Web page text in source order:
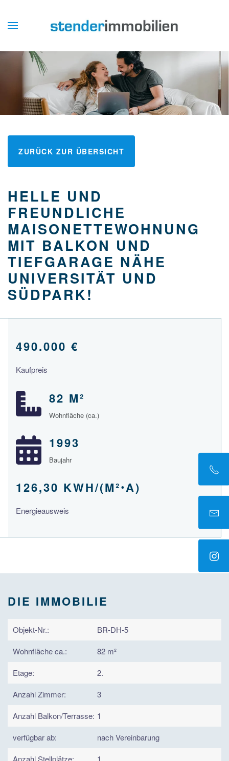
ZURÜCK ZUR ÜBERSICHT
HELLE UND
FREUNDLICHE
MAISONETTEWOHNUNG
MIT BALKON UND
TIEFGARAGE NÄHE
UNIVERSITÄT UND
SÜDPARK!
490.000 €
Kaufpreis
82 M²
Wohnfläche (ca.)
1993
Baujahr
126,30 KWH/(M²ꞏA)
Energieausweis
DIE IMMOBILIE
Objekt-Nr.:
BR-DH-5
Wohnfläche ca.:
82 m²
Etage:
2.
Anzahl Zimmer:
3
Anzahl Balkon/Terrasse: 1
verfügbar ab:
nach Vereinbarung
Anzahl Stellplätze:
1